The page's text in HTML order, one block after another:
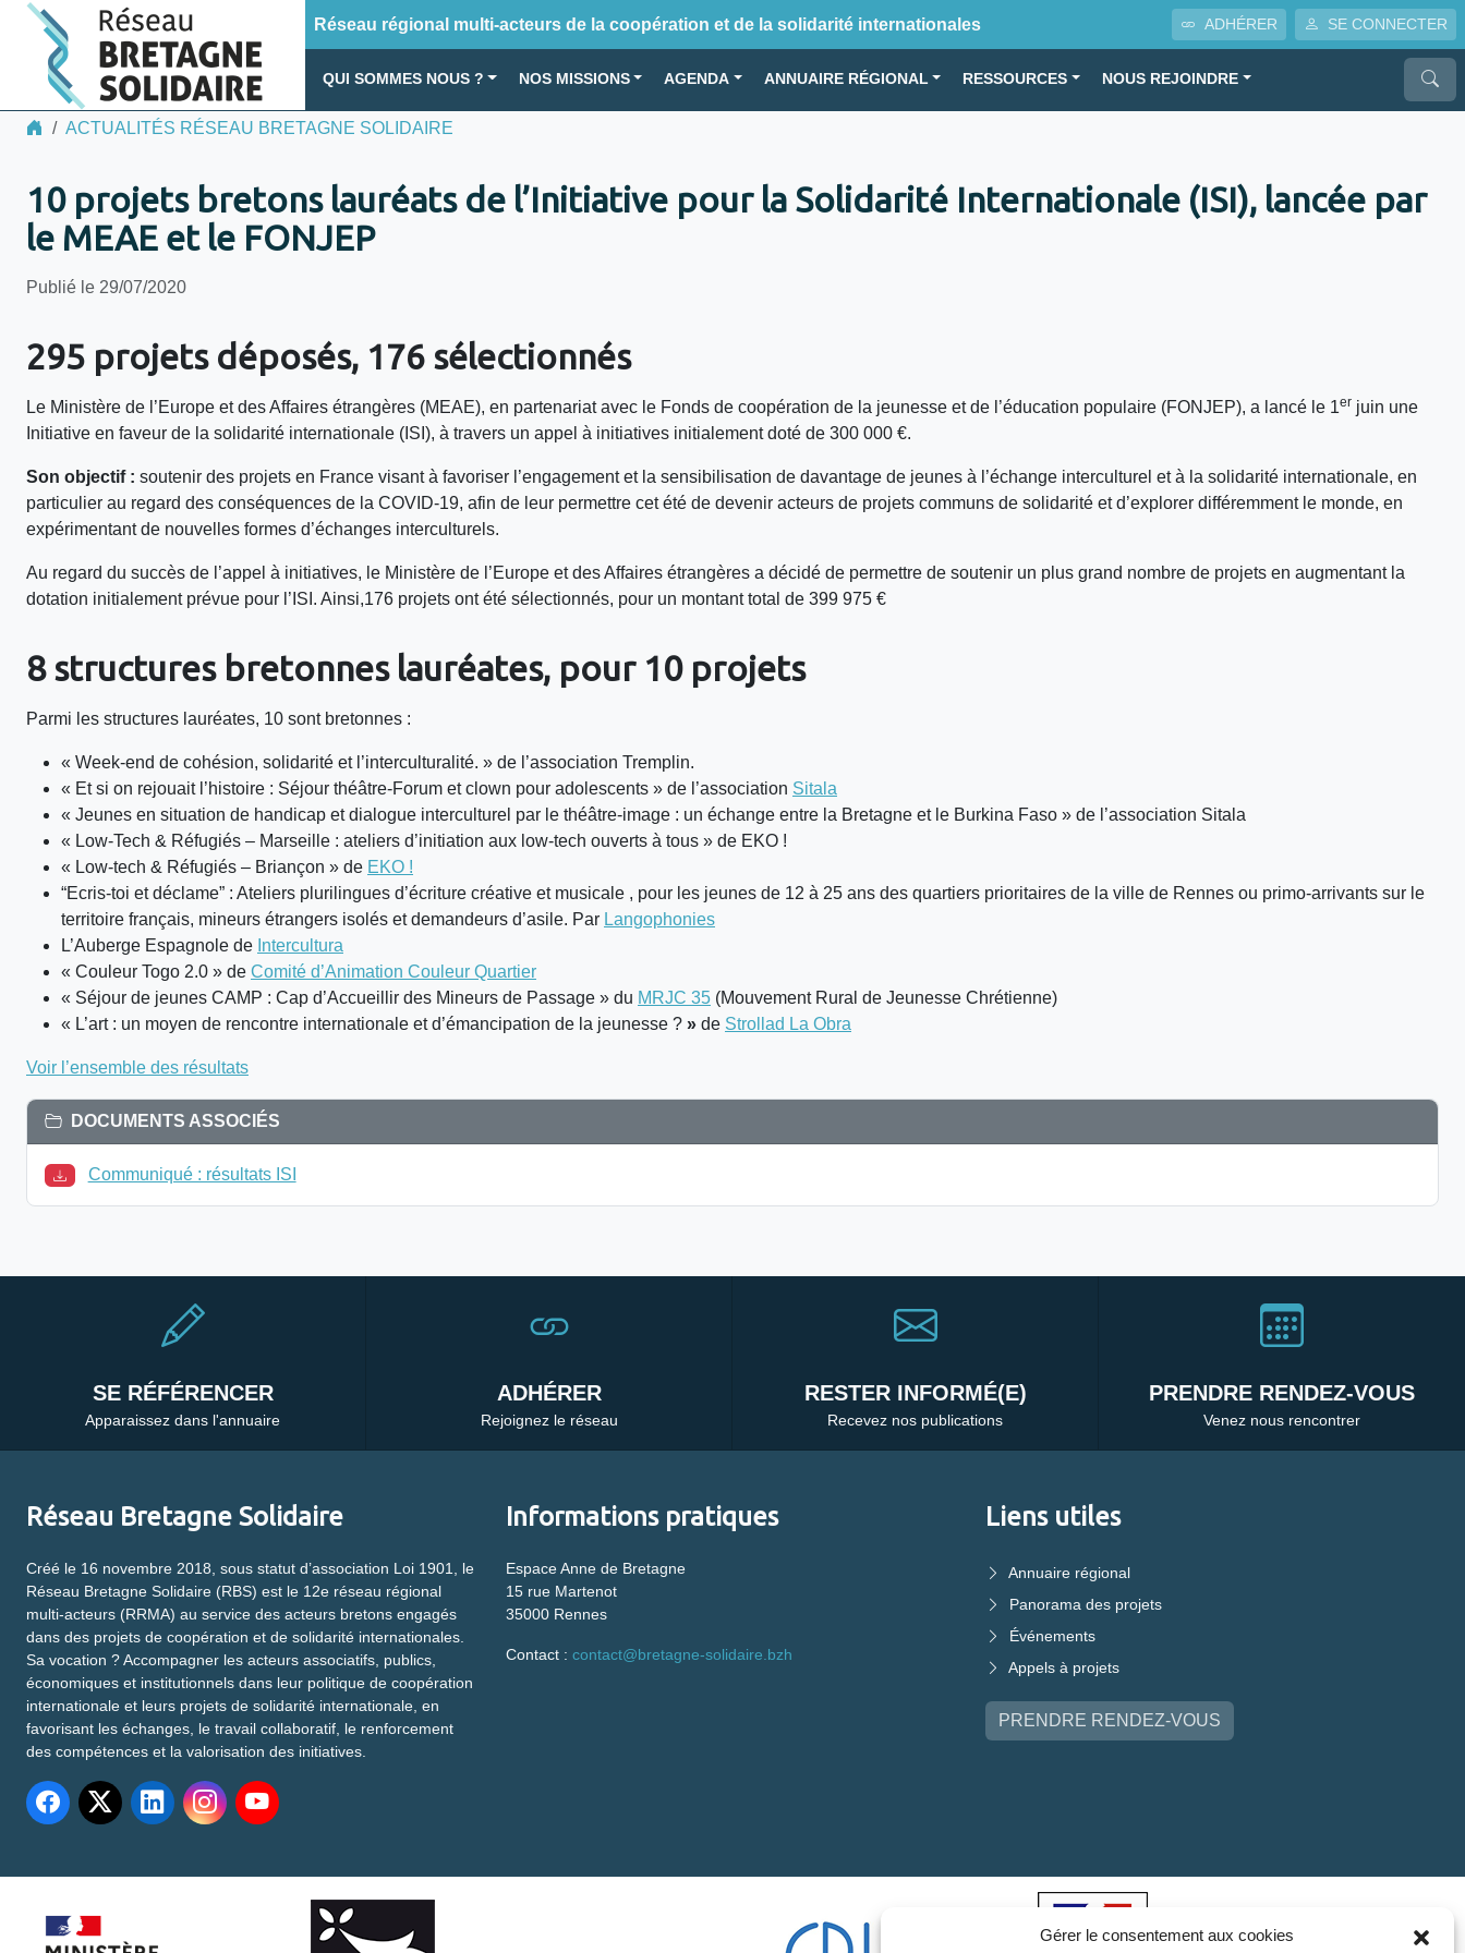
Gérer le consentement aux cookies
Réseau régional multi-acteurs de la coopération et de la solidarité internationales ADHÉRER SE CONNECTER
QUI SOMMES NOUS ? NOS MISSIONS AGENDA ANNUAIRE RÉGIONAL RESSOURCES NOUS REJOINDRE
ACTUALITÉS RÉSEAU BRETAGNE SOLIDAIRE
10 projets bretons lauréats de l’Initiative pour la Solidarité Internationale (ISI), lancée par
le MEAE et le FONJEP
Publié le 29/07/2020
295 projets déposés, 176 sélectionnés
Le Ministère de l’Europe et des Affaires étrangères (MEAE), en partenariat avec le Fonds de coopération de la jeunesse et de l’éducation populaire (FONJEP), a lancé le 1er juin une
Initiative en faveur de la solidarité internationale (ISI), à travers un appel à initiatives initialement doté de 300 000 €.
Son objectif : soutenir des projets en France visant à favoriser l’engagement et la sensibilisation de davantage de jeunes à l’échange interculturel et à la solidarité internationale, en
particulier au regard des conséquences de la COVID-19, afin de leur permettre cet été de devenir acteurs de projets communs de solidarité et d’explorer différemment le monde, en
expérimentant de nouvelles formes d’échanges interculturels.
Au regard du succès de l’appel à initiatives, le Ministère de l’Europe et des Affaires étrangères a décidé de permettre de soutenir un plus grand nombre de projets en augmentant la
dotation initialement prévue pour l’ISI. Ainsi,176 projets ont été sélectionnés, pour un montant total de 399 975 €
8 structures bretonnes lauréates, pour 10 projets
Parmi les structures lauréates, 10 sont bretonnes :
« Week-end de cohésion, solidarité et l’interculturalité. » de l’association Tremplin.
« Et si on rejouait l’histoire : Séjour théâtre-Forum et clown pour adolescents » de l’association Sitala
« Jeunes en situation de handicap et dialogue interculturel par le théâtre-image : un échange entre la Bretagne et le Burkina Faso » de l’association Sitala
« Low-Tech & Réfugiés – Marseille : ateliers d’initiation aux low-tech ouverts à tous » de EKO !
« Low-tech & Réfugiés – Briançon » de EKO !
“Ecris-toi et déclame” : Ateliers plurilingues d’écriture créative et musicale , pour les jeunes de 12 à 25 ans des quartiers prioritaires de la ville de Rennes ou primo-arrivants sur le
territoire français, mineurs étrangers isolés et demandeurs d’asile. Par Langophonies
L’Auberge Espagnole de Intercultura
« Couleur Togo 2.0 » de Comité d’Animation Couleur Quartier
« Séjour de jeunes CAMP : Cap d’Accueillir des Mineurs de Passage » du MRJC 35 (Mouvement Rural de Jeunesse Chrétienne)
« L’art : un moyen de rencontre internationale et d’émancipation de la jeunesse ? » de Strollad La Obra
Voir l’ensemble des résultats
DOCUMENTS ASSOCIÉS
Communiqué : résultats ISI
SE RÉFÉRENCER
Apparaissez dans l'annuaire
ADHÉRER
Rejoignez le réseau
RESTER INFORMÉ(E)
Recevez nos publications
PRENDRE RENDEZ-VOUS
Venez nous rencontrer
Réseau Bretagne Solidaire
Créé le 16 novembre 2018, sous statut d’association Loi 1901, le
Réseau Bretagne Solidaire (RBS) est le 12e réseau régional
multi-acteurs (RRMA) au service des acteurs bretons engagés
dans des projets de coopération et de solidarité internationales.
Sa vocation ? Accompagner les acteurs associatifs, publics,
économiques et institutionnels dans leur politique de coopération
internationale et leurs projets de solidarité internationale, en
favorisant les échanges, le travail collaboratif, le renforcement
des compétences et la valorisation des initiatives.
Informations pratiques
Espace Anne de Bretagne
15 rue Martenot
35000 Rennes
Contact : contact@bretagne-solidaire.bzh
Liens utiles
Annuaire régional
Panorama des projets
Événements
Appels à projets
PRENDRE RENDEZ-VOUS